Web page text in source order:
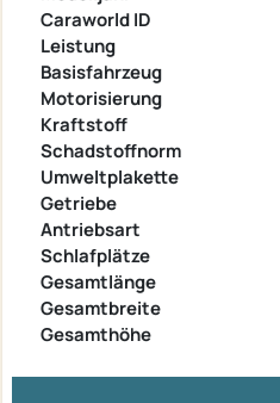
Caraworld ID
Leistung
Basisfahrzeug
Motorisierung
Kraftstoff
Schadstoffnorm
Umweltplakette
Getriebe
Antriebsart
Schlafplätze
Gesamtlänge
Gesamtbreite
Gesamthöhe